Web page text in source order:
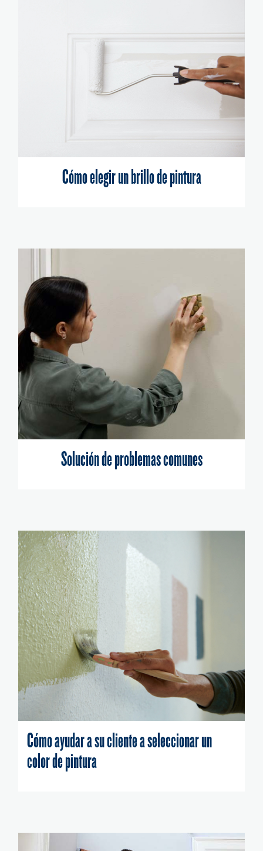
Cómo elegir un brillo de pintura
Solución de problemas comunes
Cómo ayudar a su cliente a seleccionar un
color de pintura